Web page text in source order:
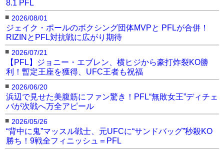
このマッキーとイスブラエフの記事に戻る
8.1 PFL
■ 2026/08/01
ジェイク・ポールのボクシング団体MVPと PFLが合併！
RIZINとPFL対抗戦に広がり期待
■ 2026/07/21
【PFL】ジョニー・エブレン、横ヒジから豪打炸裂KO勝
利！暫定王座を獲得、UFC王者も祝福
■ 2026/06/20
浜辺で見せた美腹筋にファン驚き！PFL“無敗女王”ディチェ
バが次戦へ万全アピール
■ 2026/05/26
“背中に鬼”マッスル戦士、元UFCに“サンドバッグ”秒殺KO
勝ち！9戦全フィニッシュ＝PFL